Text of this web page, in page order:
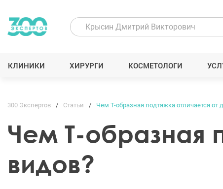
КЛИНИКИ ХИРУРГИ КОСМЕТОЛОГИ
300 Экспертов Статьи Чем Т-образная подтяжка отличается от
Чем Т-образная
видов?